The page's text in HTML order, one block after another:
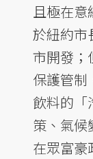
且極在意
於紐約市
市開發；
保護管制
飲料的「
策、氣候
在眾富豪